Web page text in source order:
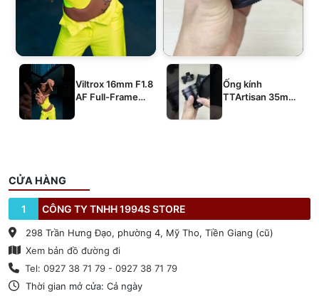
Viltrox 16mm F1.8
AF Full-Frame
Ống kính
TTArtisan 35mm
CỬA HÀNG
1 CÔNG TY TNHH 1994S STORE
298 Trần Hưng Đạo, phường 4, Mỹ Tho, Tiền Giang (cũ)
Xem bản đồ đường đi
Tel: 0927 38 71 79 - 0927 38 71 79
Thời gian mở cửa: Cả ngày